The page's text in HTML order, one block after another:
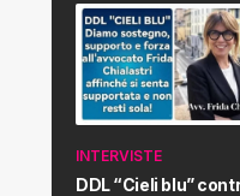
INTERVISTE
DDL “Cieli blu”